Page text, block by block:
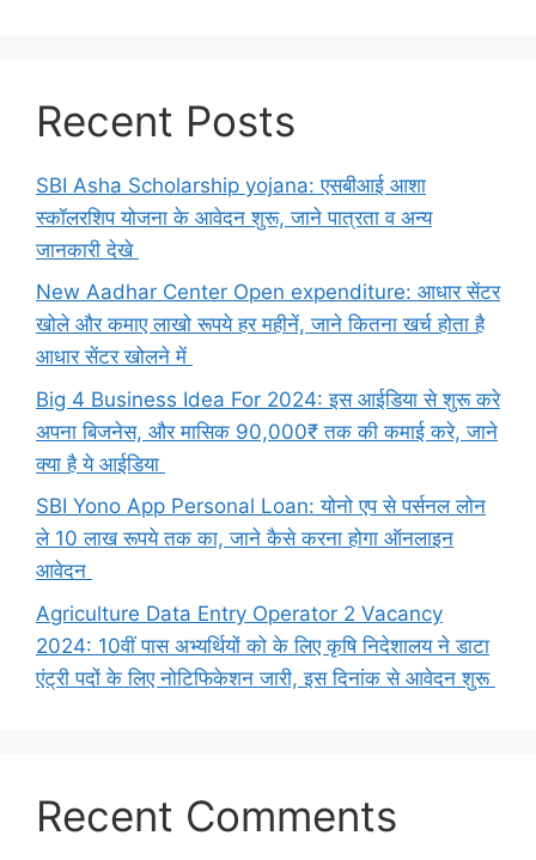
Recent Posts
SBI Asha Scholarship yojana: एसबीआई आशा
स्कॉलरशिप योजना के आवेदन शुरू, जाने पात्रता व अन्य
जानकारी देखे
New Aadhar Center Open expenditure: आधार सेंटर
खोले और कमाए लाखो रूपये हर महीनें, जाने कितना खर्च होता है
आधार सेंटर खोलने में
Big 4 Business Idea For 2024: इस आईडिया से शुरू करे
अपना बिजनेस, और मासिक 90,000₹ तक की कमाई करे, जाने
क्या है ये आईडिया
SBI Yono App Personal Loan: योनो एप से पर्सनल लोन
ले 10 लाख रूपये तक का, जाने कैसे करना होगा ऑनलाइन
आवेदन
Agriculture Data Entry Operator 2 Vacancy
2024: 10वीं पास अभ्यर्थियों को के लिए कृषि निदेशालय ने डाटा
एंट्री पदों के लिए नोटिफिकेशन जारी, इस दिनांक से आवेदन शुरू
Recent Comments